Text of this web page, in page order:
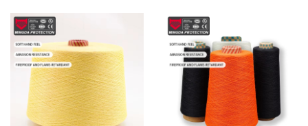
dan Tenunan Kekuatan
Teknis Tinggi
Menjahit & Menenun Tangan
Berwarna Ring Spun Teknik